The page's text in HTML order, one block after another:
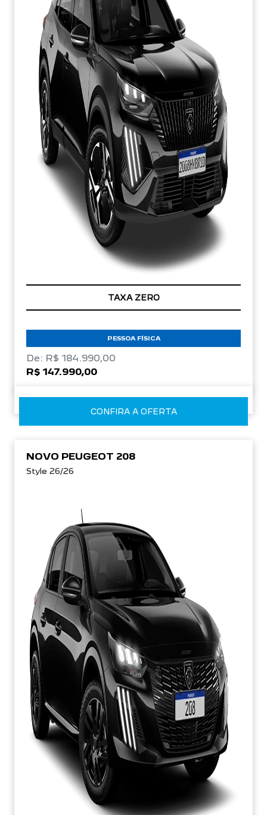
TAXA ZERO
PESSOA FÍSICA
De: R$ 184.990,00
R$ 147.990,00
CONFIRA A OFERTA
NOVO PEUGEOT 208
Style 26/26